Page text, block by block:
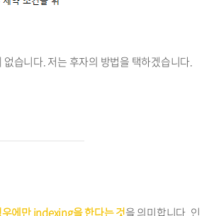
습니다. 저는 후자의 방법을 택하겠습니다.
에만 indexing을 한다는 것을 의미합니다. 인